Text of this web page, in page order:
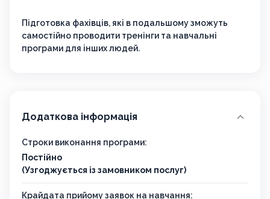
Підготовка фахівців, які в подальшому зможуть
самостійно проводити тренінги та навчальні
програми для інших людей.
Додаткова інформація
Строки виконання програми:
Постійно
(Узгоджується із замовником послуг)
Крайдата прийому заявок на навчання: